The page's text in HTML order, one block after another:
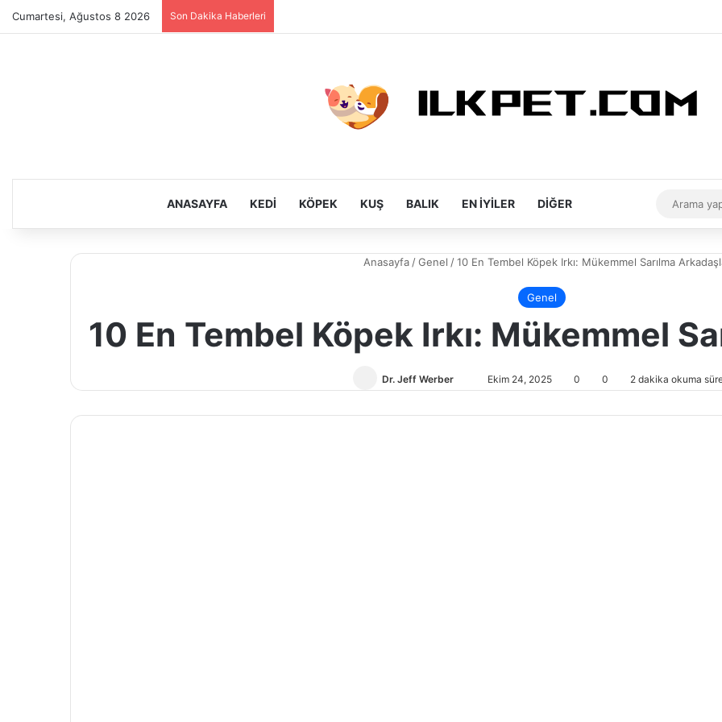
Cumartesi, Ağustos 8 2026 Son Dakika Haberleri
ANASAYFA KEDI KÖPEK KUŞ BALIK EN İYILER DIĞER Rastgele Makale
Kenar Bölmesi
Dış
Anasayfa /Genel /10 En Tembel Köpek Irkı: Mükemmel Sarılma
Genel
10 En Tembel Köpek Irkı: Mükemmel
Dr. Jeff Werber
posta
Ekim 24, 2025 0 0 2 dakika okuma